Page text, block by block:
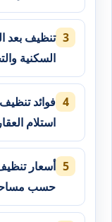
تنظيف بعد
السكنية
فوائد
استلام العقار
أسعار
حسب مساحة